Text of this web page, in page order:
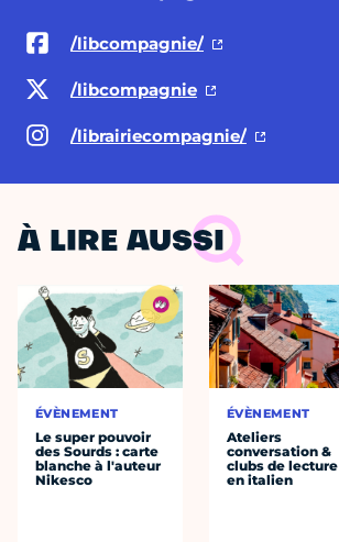
/libcompagnie/
/libcompagnie
/librairiecompagnie/
À LIRE AUSSI
ÉVÈNEMENT
Le super pouvoir
des Sourds : carte
blanche à l'auteur
Nikesco
ÉVÈNEMENT
Ateliers
conversation &
clubs de lecture
en italien